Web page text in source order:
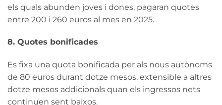
els quals abunden joves i dones, pagaran quotes
entre 200 i 260 euros al mes en 2025.
8. Quotes bonificades
Es fixa una quota bonificada per als nous autònoms
de 80 euros durant dotze mesos, extensible a altres
dotze mesos addicionals quan els ingressos nets
continuen sent baixos.